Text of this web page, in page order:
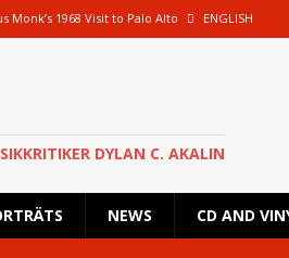
Monk’s 1968 Visit to Palo Alto ENGLISH
Creole and the Coconuts und Boogie
DYLAN C. AKALIN
NEWS CD AND